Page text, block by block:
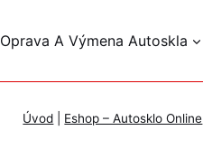
Oprava A Výmena Autoskla
Úvod Eshop – Autosklo Online